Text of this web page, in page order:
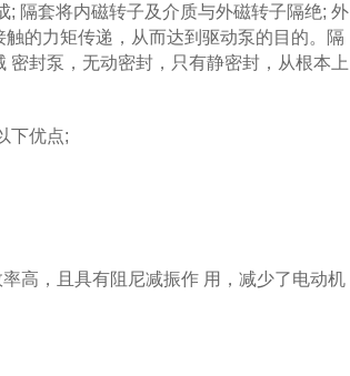
套将内磁转子及介质与外磁转子隔绝; 外
的力矩传递，从而达到驱动泵的目的。隔
封泵，无动密封，只有静密封，从根本上
下优点;
，且具有阻尼减振作 用，减少了电动机